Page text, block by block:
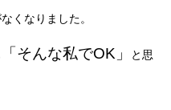
くなりました。
「そんな私でOK」
と思